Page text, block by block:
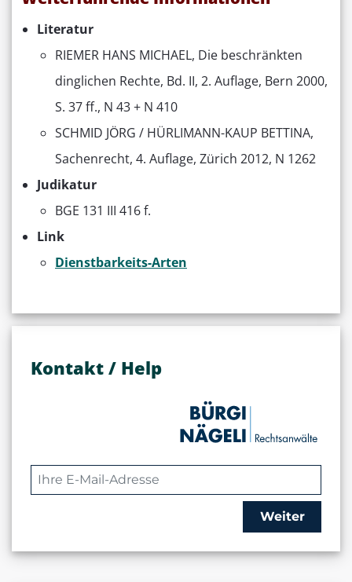
Literatur
RIEMER HANS MICHAEL, Die beschränkten
dinglichen Rechte, Bd. II, 2. Auflage, Bern 2000,
S. 37 ff., N 43 + N 410
SCHMID JÖRG / HÜRLIMANN-KAUP BETTINA,
Sachenrecht, 4. Auflage, Zürich 2012, N 1262
Judikatur
BGE 131 III 416 f.
Link
Dienstbarkeits-Arten
Kontakt / Help
Weiter